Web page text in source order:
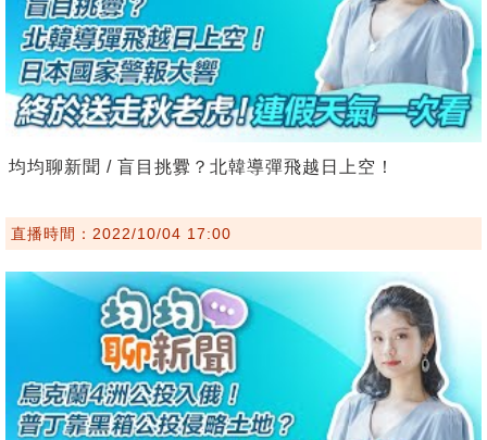
均均聊新聞 / 盲目挑釁？北韓導彈飛越日上空！
直播時間：2022/10/04 17:00